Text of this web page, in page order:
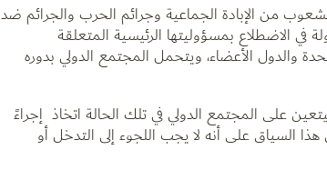
من الإبادة الجماعية وجرائم الحرب والجرائم ضد
في الاضطلاع بمسؤوليتها الرئيسية المتعلقة
والدول الأعضاء، ويتحمل المجتمع الدولي بدوره
على المجتمع الدولي في تلك الحالة اتخاذ إجراءً
السياق على أنه لا يجب اللجوء إلى التدخل أو